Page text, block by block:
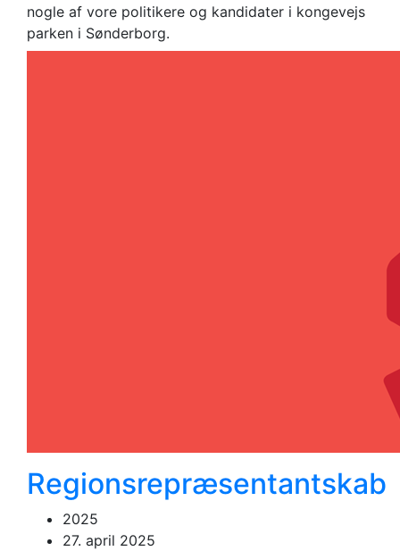
nogle af vore politikere og kandidater i kongevejs
parken i Sønderborg.
Regionsrepræsentantskab
2025
27. april 2025